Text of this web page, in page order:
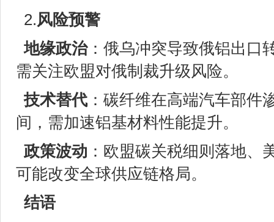
2.风险预警
地缘政治：俄乌冲突导致俄铝出口
需关注欧盟对俄制裁升级风险。
技术替代 ：碳纤维在高端汽车部件
间，需加速铝基材料性能提升。
政策波动 ：欧盟碳关税细则落地、
可能改变全球供应链格局。
结语